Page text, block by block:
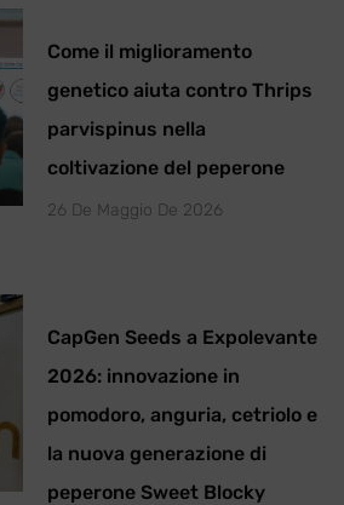
Come il miglioramento
genetico aiuta contro Thrips
parvispinus nella
coltivazione del peperone
26 De Maggio De 2026
CapGen Seeds a Expolevante
2026: innovazione in
pomodoro, anguria, cetriolo e
la nuova generazione di
peperone Sweet Blocky